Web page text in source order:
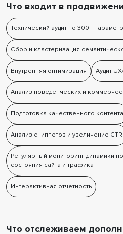
Что входит в
Технический аудит по 300+
Сбор и кластеризация
Внутренняя оптимизация Аудит
Анализ поведенческих и
Подготовка качественного контента
Анализ сниппетов и увеличение CTR
Регулярный мониторинг динамики
состояния сайта и трафика
Интерактивная отчетность
Что отслеживаем